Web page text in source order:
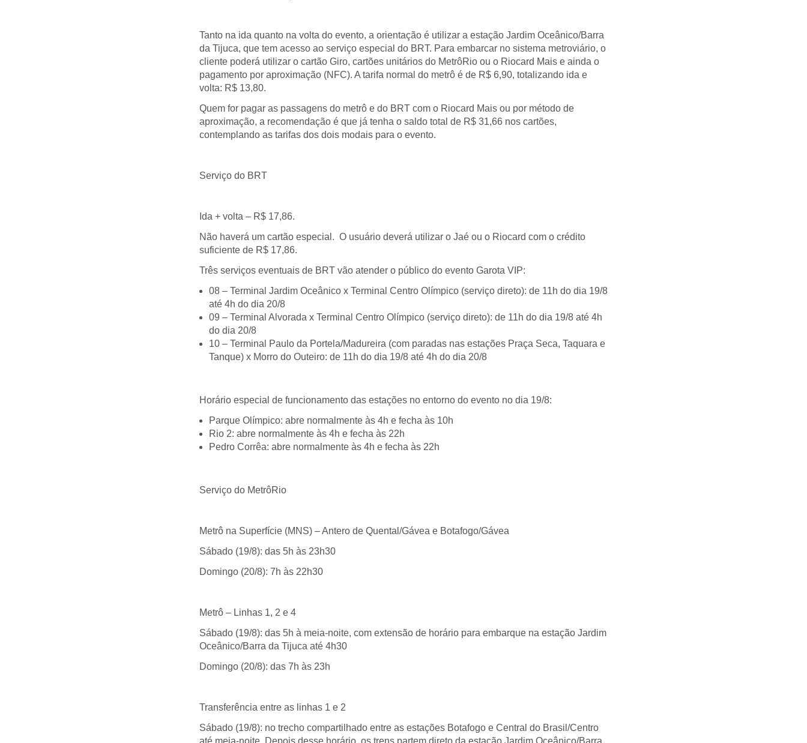
Tanto na ida quanto na volta do evento, a orientação é utilizar a estação Jardim Oceânico/Barra
da Tijuca, que tem acesso ao serviço especial do BRT. Para embarcar no sistema metroviário, o
cliente poderá utilizar o cartão Giro, cartões unitários do MetrôRio ou o Riocard Mais e ainda o
pagamento por aproximação (NFC). A tarifa normal do metrô é de R$ 6,90, totalizando ida e
volta: R$ 13,80.
Quem for pagar as passagens do metrô e do BRT com o Riocard Mais ou por método de
aproximação, a recomendação é que já tenha o saldo total de R$ 31,66 nos cartões,
contemplando as tarifas dos dois modais para o evento.
Serviço do BRT
Ida + volta – R$ 17,86.
Não haverá um cartão especial. O usuário deverá utilizar o Jaé ou o Riocard com o crédito
suficiente de R$ 17,86.
Três serviços eventuais de BRT vão atender o público do evento Garota VIP:
08 – Terminal Jardim Oceânico x Terminal Centro Olímpico (serviço direto): de 11h do dia 19/8
até 4h do dia 20/8
09 – Terminal Alvorada x Terminal Centro Olímpico (serviço direto): de 11h do dia 19/8 até 4h
do dia 20/8
10 – Terminal Paulo da Portela/Madureira (com paradas nas estações Praça Seca, Taquara e
Tanque) x Morro do Outeiro: de 11h do dia 19/8 até 4h do dia 20/8
Horário especial de funcionamento das estações no entorno do evento no dia 19/8:
Parque Olímpico: abre normalmente às 4h e fecha às 10h
Rio 2: abre normalmente às 4h e fecha às 22h
Pedro Corrêa: abre normalmente às 4h e fecha às 22h
Serviço do MetrôRio
Metrô na Superfície (MNS) – Antero de Quental/Gávea e Botafogo/Gávea
Sábado (19/8): das 5h às 23h30
Domingo (20/8): 7h às 22h30
Metrô – Linhas 1, 2 e 4
Sábado (19/8): das 5h à meia-noite, com extensão de horário para embarque na estação Jardim
Oceânico/Barra da Tijuca até 4h30
Domingo (20/8): das 7h às 23h
Transferência entre as linhas 1 e 2
Sábado (19/8): no trecho compartilhado entre as estações Botafogo e Central do Brasil/Centro
até meia-noite. Depois desse horário, os trens partem direto da estação Jardim Oceânico/Barra